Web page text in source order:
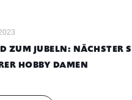
ZUM JUBELN: NÄCHSTER
HOBBY DAMEN